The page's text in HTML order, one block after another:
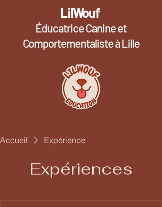
LilWouf
Éducatrice Canine et
Comportementaliste à Lille
Accueil Expérience
Expériences